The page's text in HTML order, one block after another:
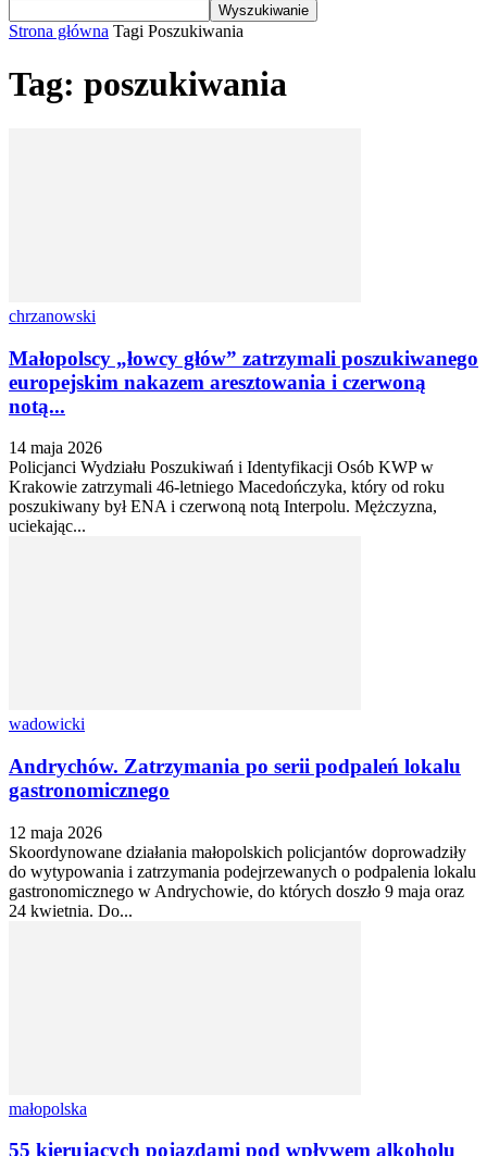
Strona główna Tagi Poszukiwania
Tag: poszukiwania
chrzanowski
Małopolscy „łowcy głów” zatrzymali poszukiwanego
europejskim nakazem aresztowania i czerwoną
notą...
14 maja 2026
Policjanci Wydziału Poszukiwań i Identyfikacji Osób KWP w
Krakowie zatrzymali 46-letniego Macedończyka, który od roku
poszukiwany był ENA i czerwoną notą Interpolu. Mężczyzna,
uciekając...
wadowicki
Andrychów. Zatrzymania po serii podpaleń lokalu
gastronomicznego
12 maja 2026
Skoordynowane działania małopolskich policjantów doprowadziły
do wytypowania i zatrzymania podejrzewanych o podpalenia lokalu
gastronomicznego w Andrychowie, do których doszło 9 maja oraz
24 kwietnia. Do...
małopolska
55 kierujących pojazdami pod wpływem alkoholu